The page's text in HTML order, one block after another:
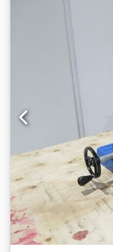
ohne
fahrbarer
Arbeitsplatten;
125 mm;
350 Gewicht in
mm: 400 Ges.-
1900 x 740